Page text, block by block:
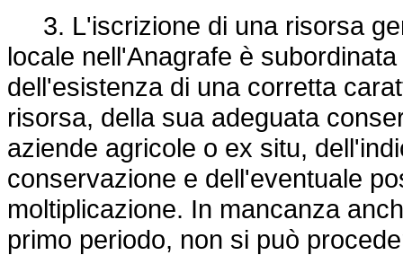
3. L'iscrizione di una risorsa
locale nell'Anagrafe è
dell'esistenza di una corretta
risorsa, della sua adeguata
aziende agricole o ex situ,
conservazione e dell'eventuale
moltiplicazione. In mancanza
primo periodo, non si può